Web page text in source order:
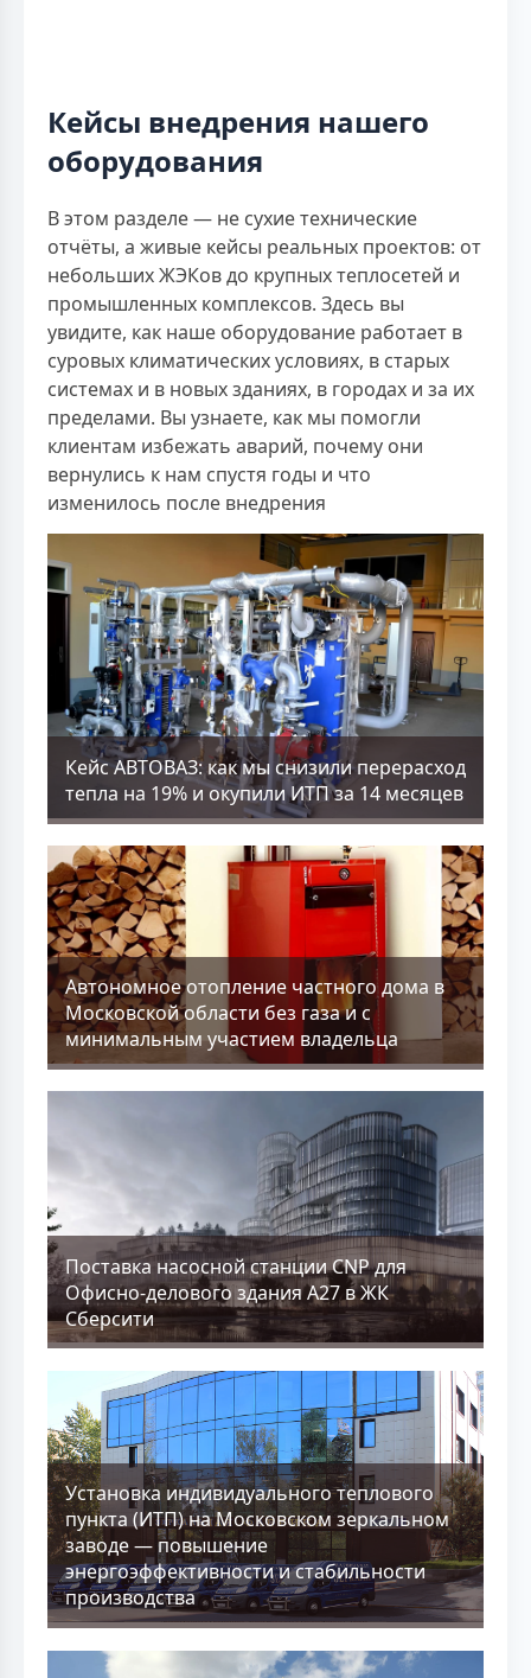
Кейсы внедрения нашего
оборудования
В этом разделе — не сухие технические
отчёты, а живые кейсы реальных проектов: от
небольших ЖЭКов до крупных теплосетей и
промышленных комплексов. Здесь вы
увидите, как наше оборудование работает в
суровых климатических условиях, в старых
системах и в новых зданиях, в городах и за их
пределами. Вы узнаете, как мы помогли
клиентам избежать аварий, почему они
вернулись к нам спустя годы и что
изменилось после внедрения
Кейс АВТОВАЗ: как мы снизили перерасход
тепла на 19% и окупили ИТП за 14 месяцев
Aвтономное отопление частного дома в
Московской области без газа и с
минимальным участием владельца
Поставка насосной станции CNP для
Офисно-делового здания А27 в ЖК
Сберсити
Установка индивидуального теплового
пункта (ИТП) на Московском зеркальном
заводе — повышение
энергоэффективности и стабильности
производства